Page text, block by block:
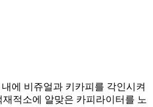
에 비쥬얼과 키카피를 각인시켜
적소에 알맞은 카피라이터를 노